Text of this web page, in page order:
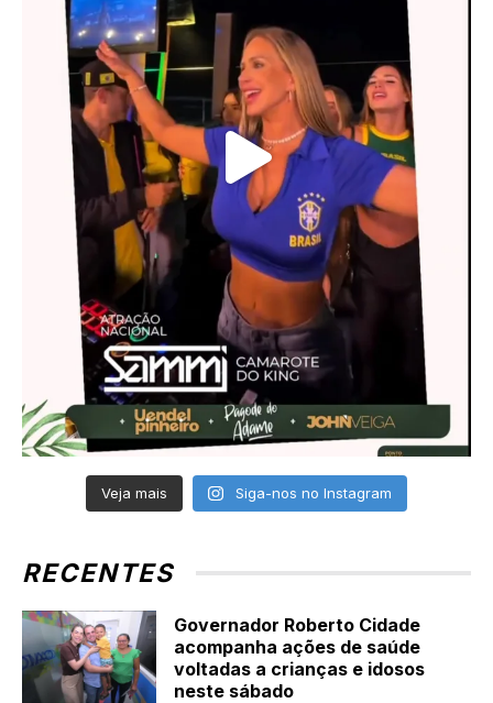
Veja mais Siga-nos no Instagram
RECENTES
Governador Roberto Cidade
acompanha ações de saúde
voltadas a crianças e idosos
neste sábado